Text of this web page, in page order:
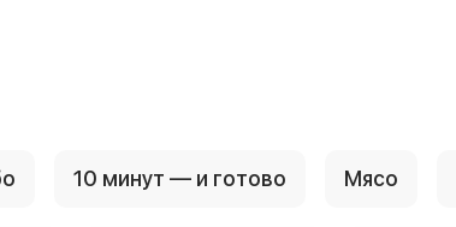
10 минут — и готово Мясо